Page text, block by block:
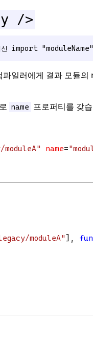
/>
import
파일러에게 결과 모듈
name
프로퍼티를 갖
name=
moduleA" ],